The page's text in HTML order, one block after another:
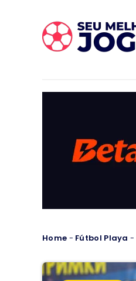
Home - Fútbol Playa -